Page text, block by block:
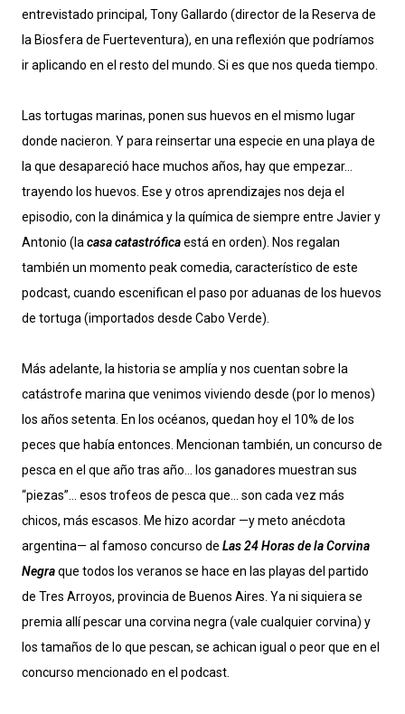
entrevistado principal, Tony Gallardo (director de la Reserva de
la Biosfera de Fuerteventura), en una reflexión que podríamos
ir aplicando en el resto del mundo. Si es que nos queda tiempo.
Las tortugas marinas, ponen sus huevos en el mismo lugar
donde nacieron. Y para reinsertar una especie en una playa de
la que desapareció hace muchos años, hay que empezar…
trayendo los huevos. Ese y otros aprendizajes nos deja el
episodio, con la dinámica y la química de siempre entre Javier y
Antonio (la casa catastróficaestá en orden). Nos regalan
también un momento peak comedia, característico de este
podcast, cuando escenifican el paso por aduanas de los huevos
de tortuga (importados desde Cabo Verde).
Más adelante, la historia se amplía y nos cuentan sobre la
catástrofe marina que venimos viviendo desde (por lo menos)
los años setenta. En los océanos, quedan hoy el 10% de los
peces que había entonces. Mencionan también, un concurso de
pesca en el que año tras año… los ganadores muestran sus
“piezas”… esos trofeos de pesca que… son cada vez más
chicos, más escasos. Me hizo acordar —y meto anécdota
argentina— al famoso concurso de Las 24 Horas de la Corvina
Negraque todos los veranos se hace en las playas del partido
de Tres Arroyos, provincia de Buenos Aires. Ya ni siquiera se
premia allí pescar una corvina negra (vale cualquier corvina) y
los tamaños de lo que pescan, se achican igual o peor que en el
concurso mencionado en el podcast.